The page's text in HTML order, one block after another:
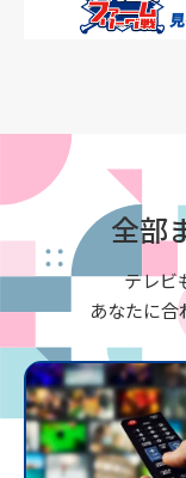
全部
テレビ
あなたに合